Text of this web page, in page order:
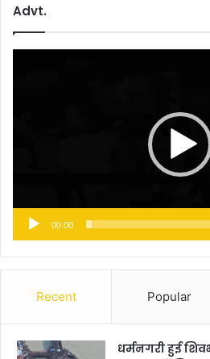
Advt.
00:00
Recent Popular
धर्मनगरी हुई